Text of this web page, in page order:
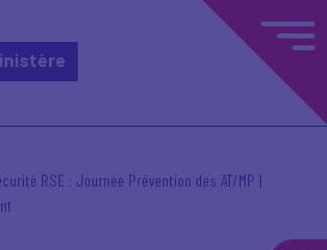
RSE : Journée Prévention des AT/MP |